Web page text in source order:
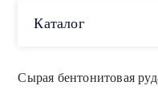
Каталог
Сырая бентонитовая